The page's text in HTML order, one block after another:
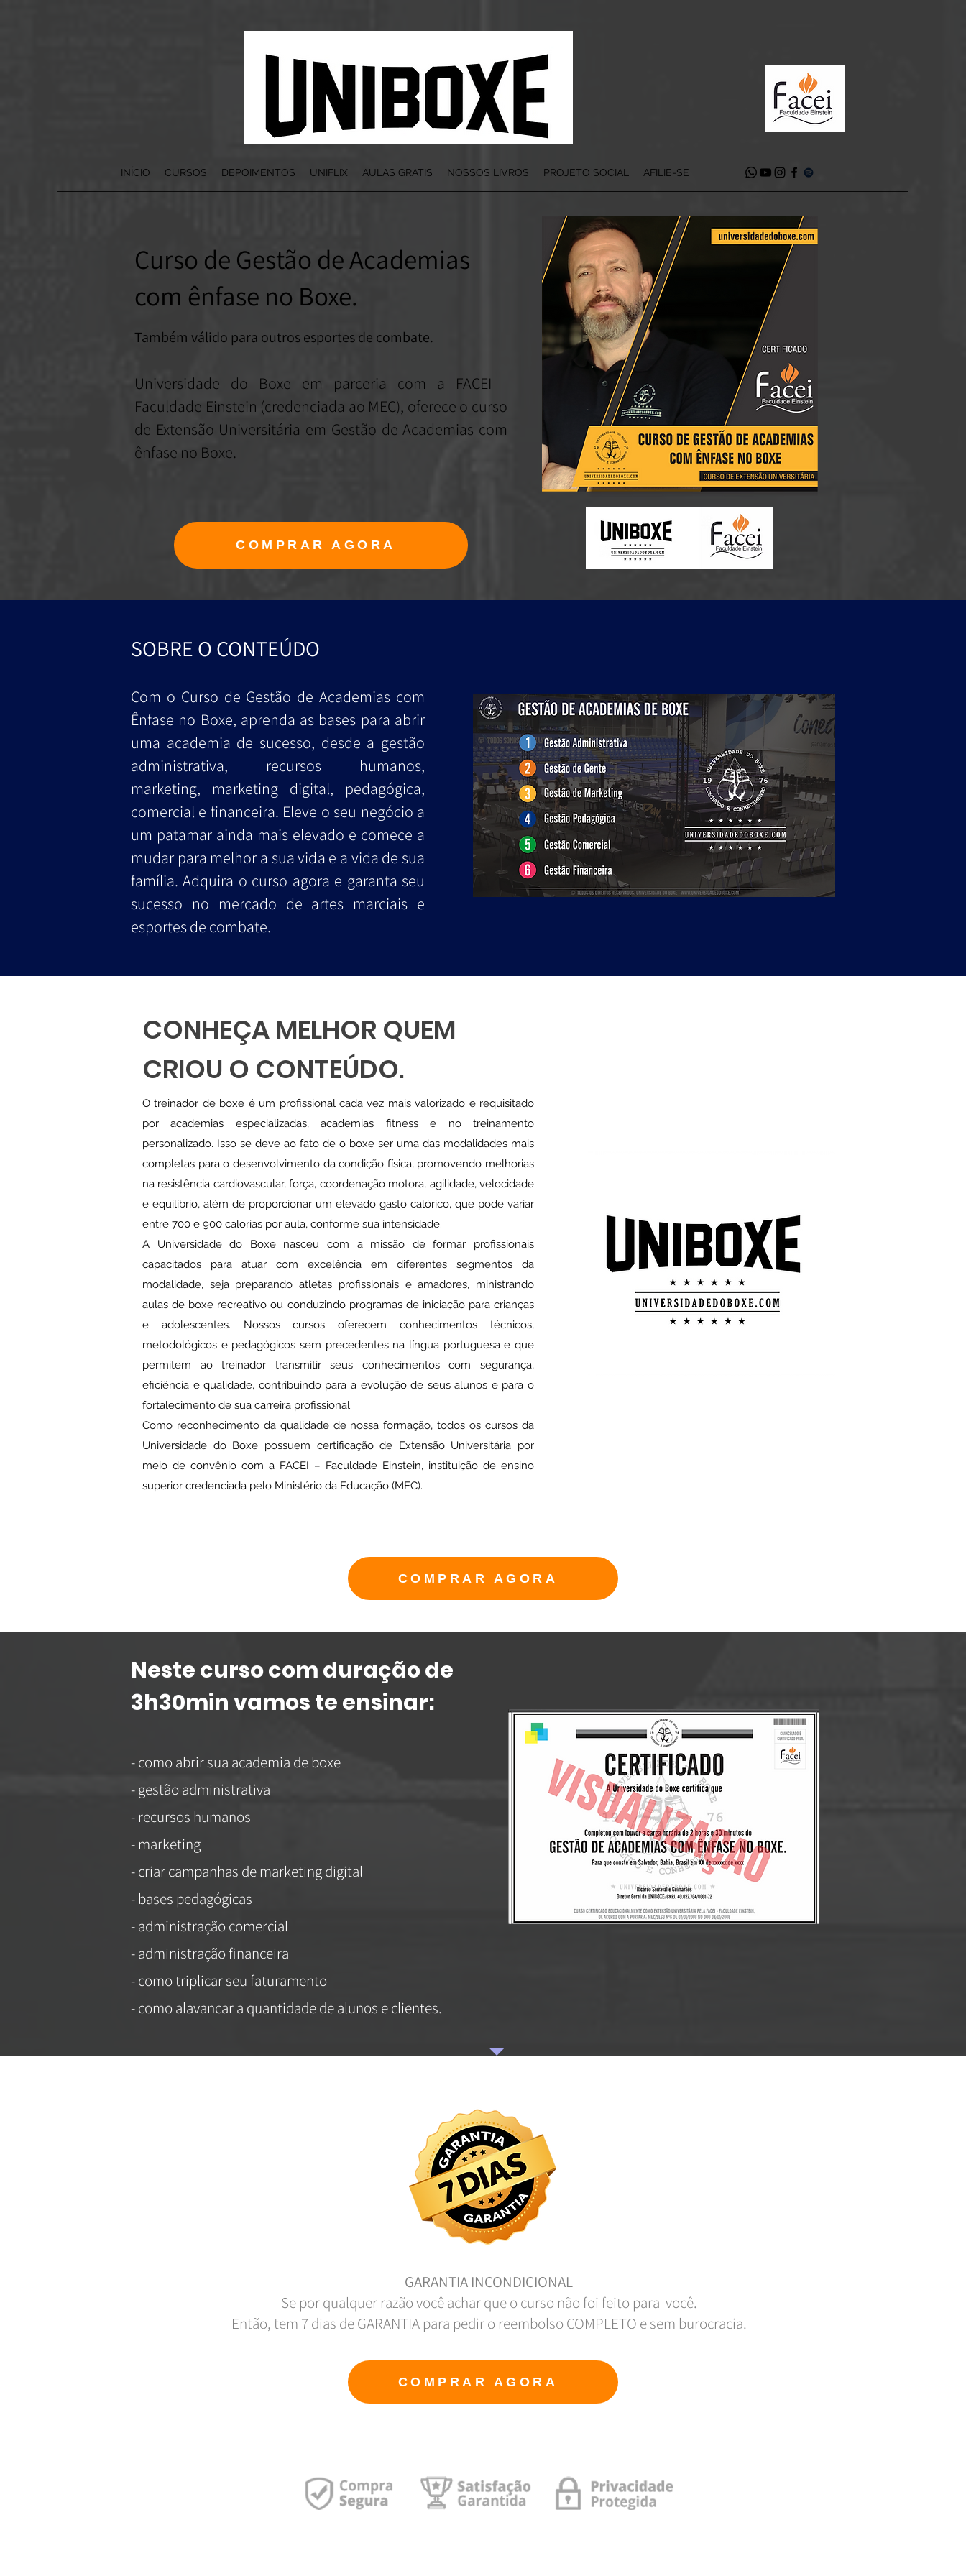
INÍCIO CURSOS DEPOIMENTOS UNIFLIX AULAS GRATIS NOSSOS LIVROS PROJETO SOCIAL AFILIE-SE
Curso de Gestão de Academias
com ênfase no Boxe.
Também válido para outros esportes de combate.
Universidade do Boxe em parceria com a FACEI -
Faculdade Einstein (credenciada ao MEC), oferece o curso
de Extensão Universitária em Gestão de Academias com
ênfase no Boxe.
COMPRAR AGORA
SOBRE O CONTEÚDO
Com o Curso de Gestão de Academias com
Ênfase no Boxe, aprenda as bases para abrir
uma academia de sucesso, desde a gestão
administrativa, recursos humanos,
marketing, marketing digital, pedagógica,
comercial e financeira. Eleve o seu negócio a
um patamar ainda mais elevado e comece a
mudar para melhor a sua vida e a vida de sua
família. Adquira o curso agora e garanta seu
sucesso no mercado de artes marciais e
esportes de combate.
CONHEÇA MELHOR QUEM
CRIOU O CONTEÚDO.
O treinador de boxe é um profissional cada vez mais valorizado e requisitado
por academias especializadas, academias fitness e no treinamento
personalizado. Isso se deve ao fato de o boxe ser uma das modalidades mais
completas para o desenvolvimento da condição física, promovendo melhorias
na resistência cardiovascular, força, coordenação motora, agilidade, velocidade
e equilíbrio, além de proporcionar um elevado gasto calórico, que pode variar
entre 700 e 900 calorias por aula, conforme sua intensidade.
A Universidade do Boxe nasceu com a missão de formar profissionais
capacitados para atuar com excelência em diferentes segmentos da
modalidade, seja preparando atletas profissionais e amadores, ministrando
aulas de boxe recreativo ou conduzindo programas de iniciação para crianças
e adolescentes. Nossos cursos oferecem conhecimentos técnicos,
metodológicos e pedagógicos sem precedentes na língua portuguesa e que
permitem ao treinador transmitir seus conhecimentos com segurança,
eficiência e qualidade, contribuindo para a evolução de seus alunos e para o
fortalecimento de sua carreira profissional.
Como reconhecimento da qualidade de nossa formação, todos os cursos da
Universidade do Boxe possuem certificação de Extensão Universitária por
meio de convênio com a FACEI – Faculdade Einstein, instituição de ensino
superior credenciada pelo Ministério da Educação (MEC).
COMPRAR AGORA
Neste curso com duração de
3h30min vamos te ensinar:
- como abrir sua academia de boxe
- gestão administrativa
- recursos humanos
- marketing
- criar campanhas de marketing digital
- bases pedagógicas
- administração comercial
- administração financeira
- como triplicar seu faturamento
- como alavancar a quantidade de alunos e clientes.
GARANTIA INCONDICIONAL
Se por qualquer razão você achar que o curso não foi feito para você.
Então, tem 7 dias de GARANTIA para pedir o reembolso COMPLETO e sem burocracia.
COMPRAR AGORA